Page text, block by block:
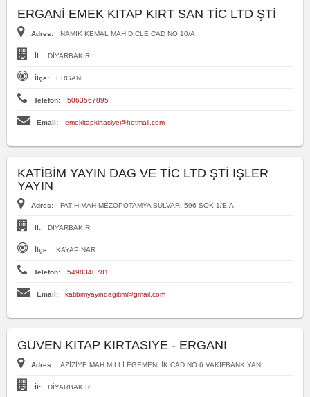
ERGANİ EMEK KITAP KIRT SAN TİC LTD ŞTİ
Adres: NAMIK KEMAL MAH DİCLE CAD NO:10/A
İl: DİYARBAKIR
İlçe: ERGANİ
Telefon: 5063567895
Email: emekitapkirtasiye@hotmail.com
KATİBİM YAYIN DAG VE TİC LTD ŞTİ IŞLER
YAYIN
Adres: FATIH MAH MEZOPOTAMYA BULVARI 596 SOK 1/E-A
İl: DİYARBAKIR
İlçe: KAYAPINAR
Telefon: 5498340781
Email: katibimyayindagitim@gmail.com
GUVEN KITAP KIRTASIYE - ERGANI
Adres: AZİZİYE MAH MİLLİ EGEMENLİK CAD NO:6 VAKIFBANK YANI
İl: DİYARBAKIR